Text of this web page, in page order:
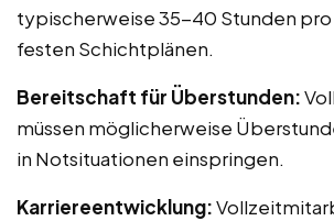
typischerweise 35-40 Stunden
festen Schichtplänen.
Bereitschaft für Überstunden:
müssen möglicherweise
in Notsituationen einspringen.
Karriereentwicklung: